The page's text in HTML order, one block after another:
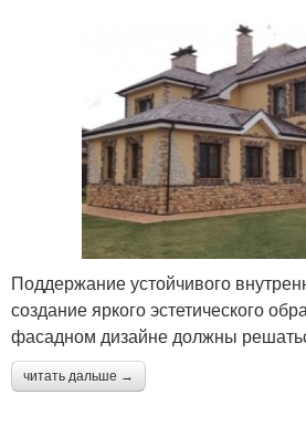
Поддержание устойчивого
создание яркого эстетического
фасадном дизайне должны
читать дальше →